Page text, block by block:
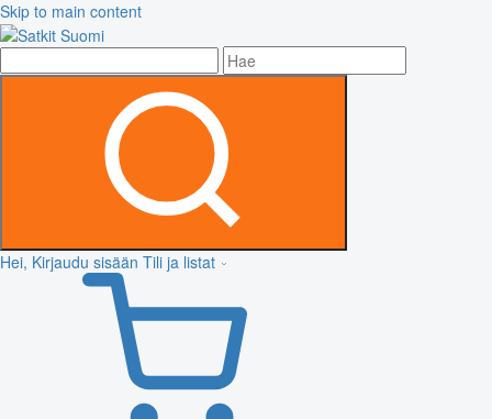
Skip to main content
Hei, Kirjaudu sisään Tili ja listat